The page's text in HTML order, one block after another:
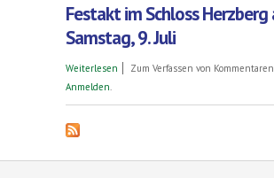
Festakt im Schloss Herzberg
Samstag, 9. Juli
Weiterlesen über Programm zum Jubiläum - 10
Zum Verfassen von
Anmelden